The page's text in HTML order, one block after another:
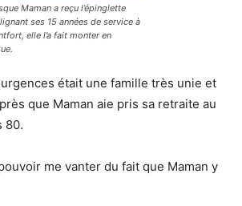
Maman a reçu l’épinglette
ses 15 années de service à
elle l’a fait monter en
.
était une famille très unie et
que Maman aie pris sa retraite au
80.
me vanter du fait que Maman y